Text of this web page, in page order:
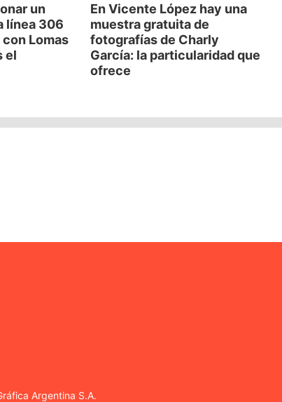
un
línea 306
Lomas
el
En Vicente López hay una
muestra gratuita de
fotografías de Charly
García: la particularidad que
ofrece
Argentina S.A.